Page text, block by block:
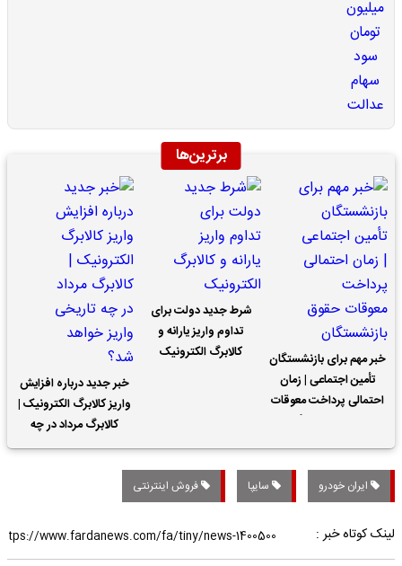
برترین‌ها
خبر مهم برای بازنشستگان
تأمین اجتماعی | زمان
احتمالی پرداخت معوقات
شرط جدید دولت برای
تداوم واریز یارانه و
کالابرگ الکترونیک
خبر جدید درباره افزایش
واریز کالابرگ الکترونیک |
کالابرگ مرداد در چه
تاریخی واریز خواهد شد؟
ایران خودرو سایپا فروش اینترنتی
لینک کوتاه خبر :